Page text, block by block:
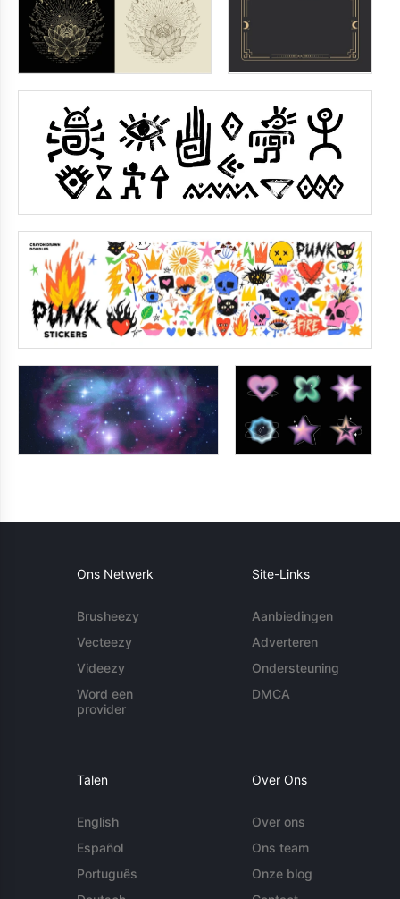
Ons Netwerk
Brusheezy
Vecteezy
Videezy
Word een
provider
Site-Links
Aanbiedingen
Adverteren
Ondersteuning
DMCA
Talen
English
Español
Português
Over Ons
Over ons
Ons team
Onze blog